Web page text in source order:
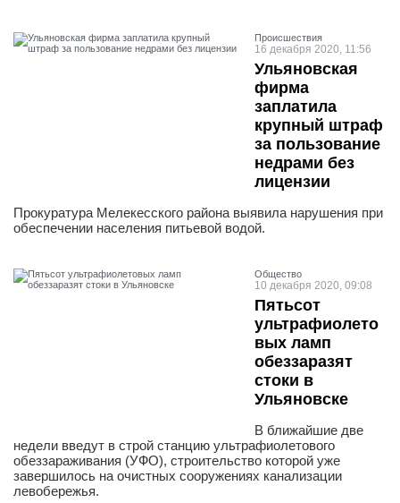
Проиcшествия
16 декабря 2020, 11:56
Ульяновская
фирма
заплатила
крупный штраф
за пользование
недрами без
лицензии
Прокуратура Мелекесского района выявила нарушения при
обеспечении населения питьевой водой.
Общество
10 декабря 2020, 09:08
Пятьсот
ультрафиолето
вых ламп
обеззаразят
стоки в
Ульяновске
В ближайшие две
недели введут в строй станцию ультрафиолетового
обеззараживания (УФО), строительство которой уже
завершилось на очистных сооружениях канализации
левобережья.